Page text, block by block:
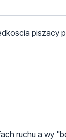
piszacy
ruchu a wy